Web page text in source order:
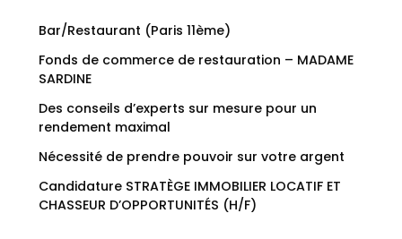
Bar/Restaurant (Paris 11ème)
Fonds de commerce de restauration – MADAME
SARDINE
Des conseils d’experts sur mesure pour un
rendement maximal
Nécessité de prendre pouvoir sur votre argent
Candidature STRATÈGE IMMOBILIER LOCATIF ET
CHASSEUR D’OPPORTUNITÉS (H/F)